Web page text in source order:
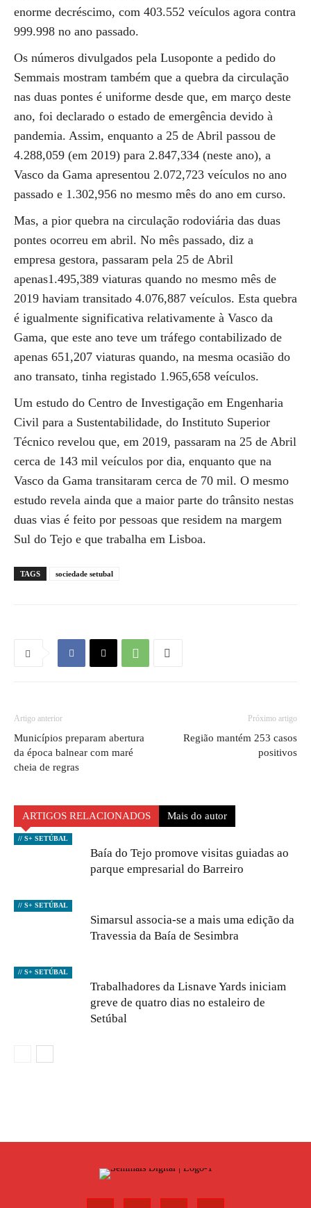
enorme decréscimo, com 403.552 veículos agora contra
999.998 no ano passado.
Os números divulgados pela Lusoponte a pedido do
Semmais mostram também que a quebra da circulação
nas duas pontes é uniforme desde que, em março deste
ano, foi declarado o estado de emergência devido à
pandemia. Assim, enquanto a 25 de Abril passou de
4.288,059 (em 2019) para 2.847,334 (neste ano), a
Vasco da Gama apresentou 2.072,723 veículos no ano
passado e 1.302,956 no mesmo mês do ano em curso.
Mas, a pior quebra na circulação rodoviária das duas
pontes ocorreu em abril. No mês passado, diz a
empresa gestora, passaram pela 25 de Abril
apenas1.495,389 viaturas quando no mesmo mês de
2019 haviam transitado 4.076,887 veículos. Esta quebra
é igualmente significativa relativamente à Vasco da
Gama, que este ano teve um tráfego contabilizado de
apenas 651,207 viaturas quando, na mesma ocasião do
ano transato, tinha registado 1.965,658 veículos.
Um estudo do Centro de Investigação em Engenharia
Civil para a Sustentabilidade, do Instituto Superior
Técnico revelou que, em 2019, passaram na 25 de Abril
cerca de 143 mil veículos por dia, enquanto que na
Vasco da Gama transitaram cerca de 70 mil. O mesmo
estudo revela ainda que a maior parte do trânsito nestas
duas vias é feito por pessoas que residem na margem
Sul do Tejo e que trabalha em Lisboa.
TAGS sociedade setubal
Artigo anterior
Municípios preparam abertura
da época balnear com maré
cheia de regras
Próximo artigo
Região mantém 253 casos
positivos
ARTIGOS RELACIONADOS Mais do autor
// S+ SETÚBAL
Baía do Tejo promove visitas guiadas ao
parque empresarial do Barreiro
// S+ SETÚBAL
Simarsul associa-se a mais uma edição da
Travessia da Baía de Sesimbra
// S+ SETÚBAL
Trabalhadores da Lisnave Yards iniciam
greve de quatro dias no estaleiro de
Setúbal